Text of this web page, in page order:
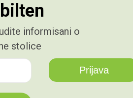
informisani o
stolice